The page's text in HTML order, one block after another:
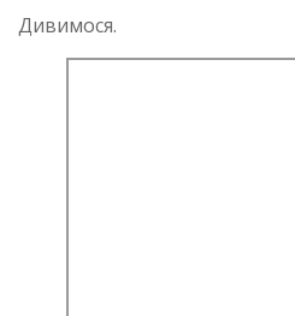
Дивимося.